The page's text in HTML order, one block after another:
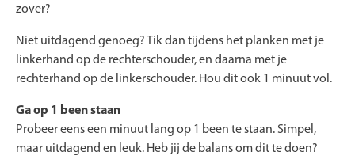
zover?
Niet uitdagend genoeg? Tik dan tijdens het planken met je
linkerhand op de rechterschouder, en daarna met je
rechterhand op de linkerschouder. Hou dit ook 1 minuut vol.
Ga op 1 been staan
Probeer eens een minuut lang op 1 been te staan. Simpel,
maar uitdagend en leuk. Heb jij de balans om dit te doen?